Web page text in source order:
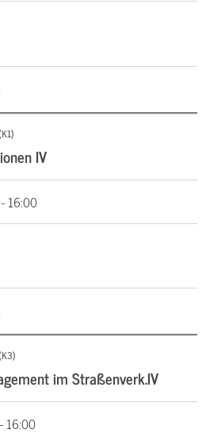
IV
16:00
im Straßenverk.IV
16:00